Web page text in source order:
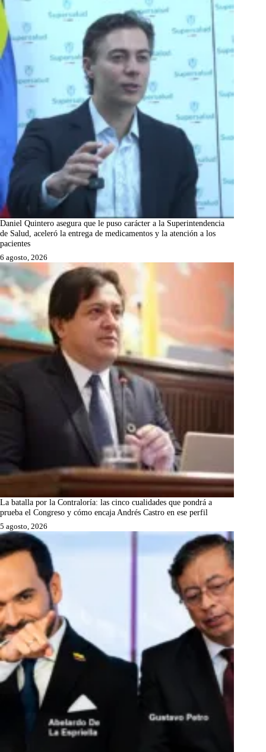
Daniel Quintero asegura que le puso carácter a la Superintendencia
de Salud, aceleró la entrega de medicamentos y la atención a los
pacientes
6 agosto, 2026
La batalla por la Contraloría: las cinco cualidades que pondrá a
prueba el Congreso y cómo encaja Andrés Castro en ese perfil
5 agosto, 2026